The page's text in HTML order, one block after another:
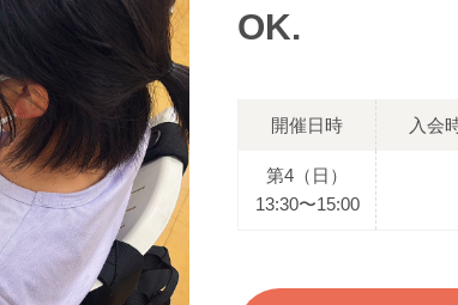
OK.
開催日時 入会
第4（日）
13:30〜15:00